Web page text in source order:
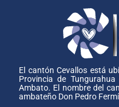
El cantón Cevallos está
Provincia de
Ambato. El nombre del
ambateño Don Pedro